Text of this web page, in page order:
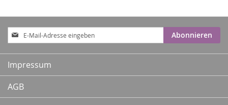
Anmeldung
zum
Newsletter:
Abonnieren
Impressum
AGB